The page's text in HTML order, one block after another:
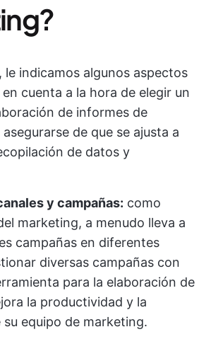
le indicamos algunos aspectos
cuenta a la hora de elegir un
de informes de
de que se ajusta a
de datos y
y campañas: como
marketing, a menudo lleva a
campañas en diferentes
diversas campañas con
para la elaboración de
la productividad y la
su equipo de marketing.